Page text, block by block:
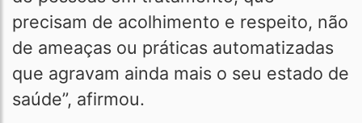
precisam de acolhimento e respeito, não
de ameaças ou práticas automatizadas
que agravam ainda mais o seu estado de
saúde”, afirmou.